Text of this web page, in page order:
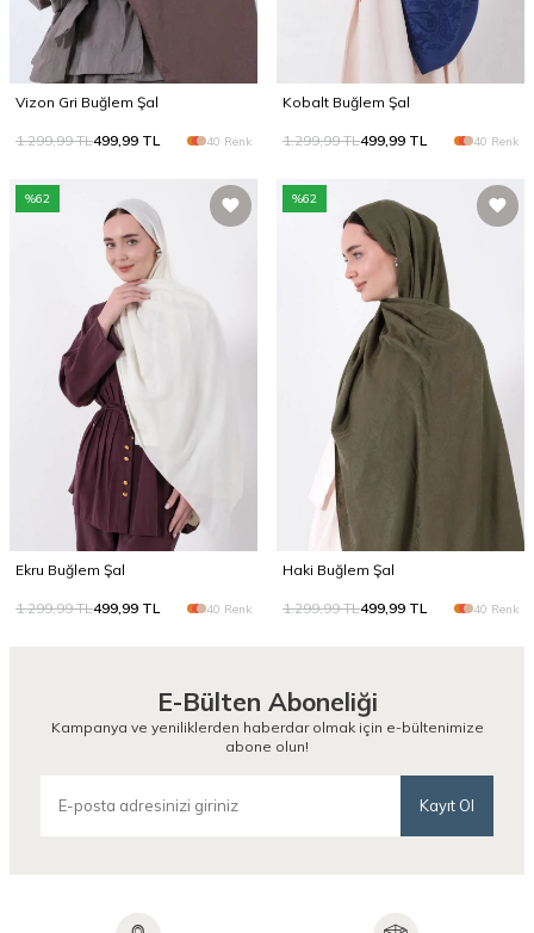
Vizon Gri Buğlem Şal
1.299,99TL499,99 TL 40 Renk
Kobalt Buğlem Şal
1.299,99TL499,99 TL 40 Renk
%62
Ekru Buğlem Şal
1.299,99TL499,99 TL 40 Renk
%62
Haki Buğlem Şal
1.299,99TL499,99 TL 40 Renk
E-Bülten Aboneliği
Kampanya ve yeniliklerden haberdar olmak için e-bültenimize
abone olun!
Kayıt Ol